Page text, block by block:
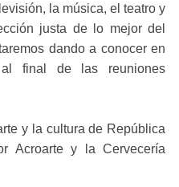
la música, el teatro y
justa de lo mejor del
dando a conocer en
al final de las reuniones
y la cultura de República
Acroarte y la Cervecería